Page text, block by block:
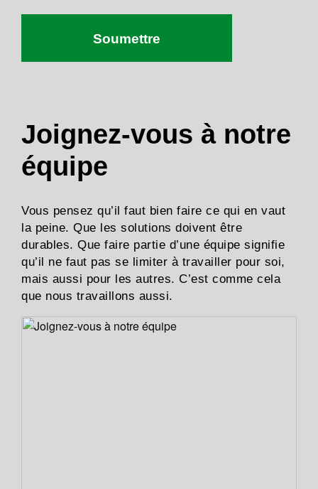
Soumettre
Joignez-vous à notre
équipe
Vous pensez qu’il faut bien faire ce qui en vaut
la peine. Que les solutions doivent être
durables. Que faire partie d’une équipe signifie
qu’il ne faut pas se limiter à travailler pour soi,
mais aussi pour les autres. C’est comme cela
que nous travaillons aussi.